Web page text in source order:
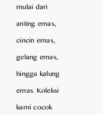
mulai dari
anting emas,
cincin emas,
gelang emas,
hingga kalung
emas. Koleksi
kami cocok